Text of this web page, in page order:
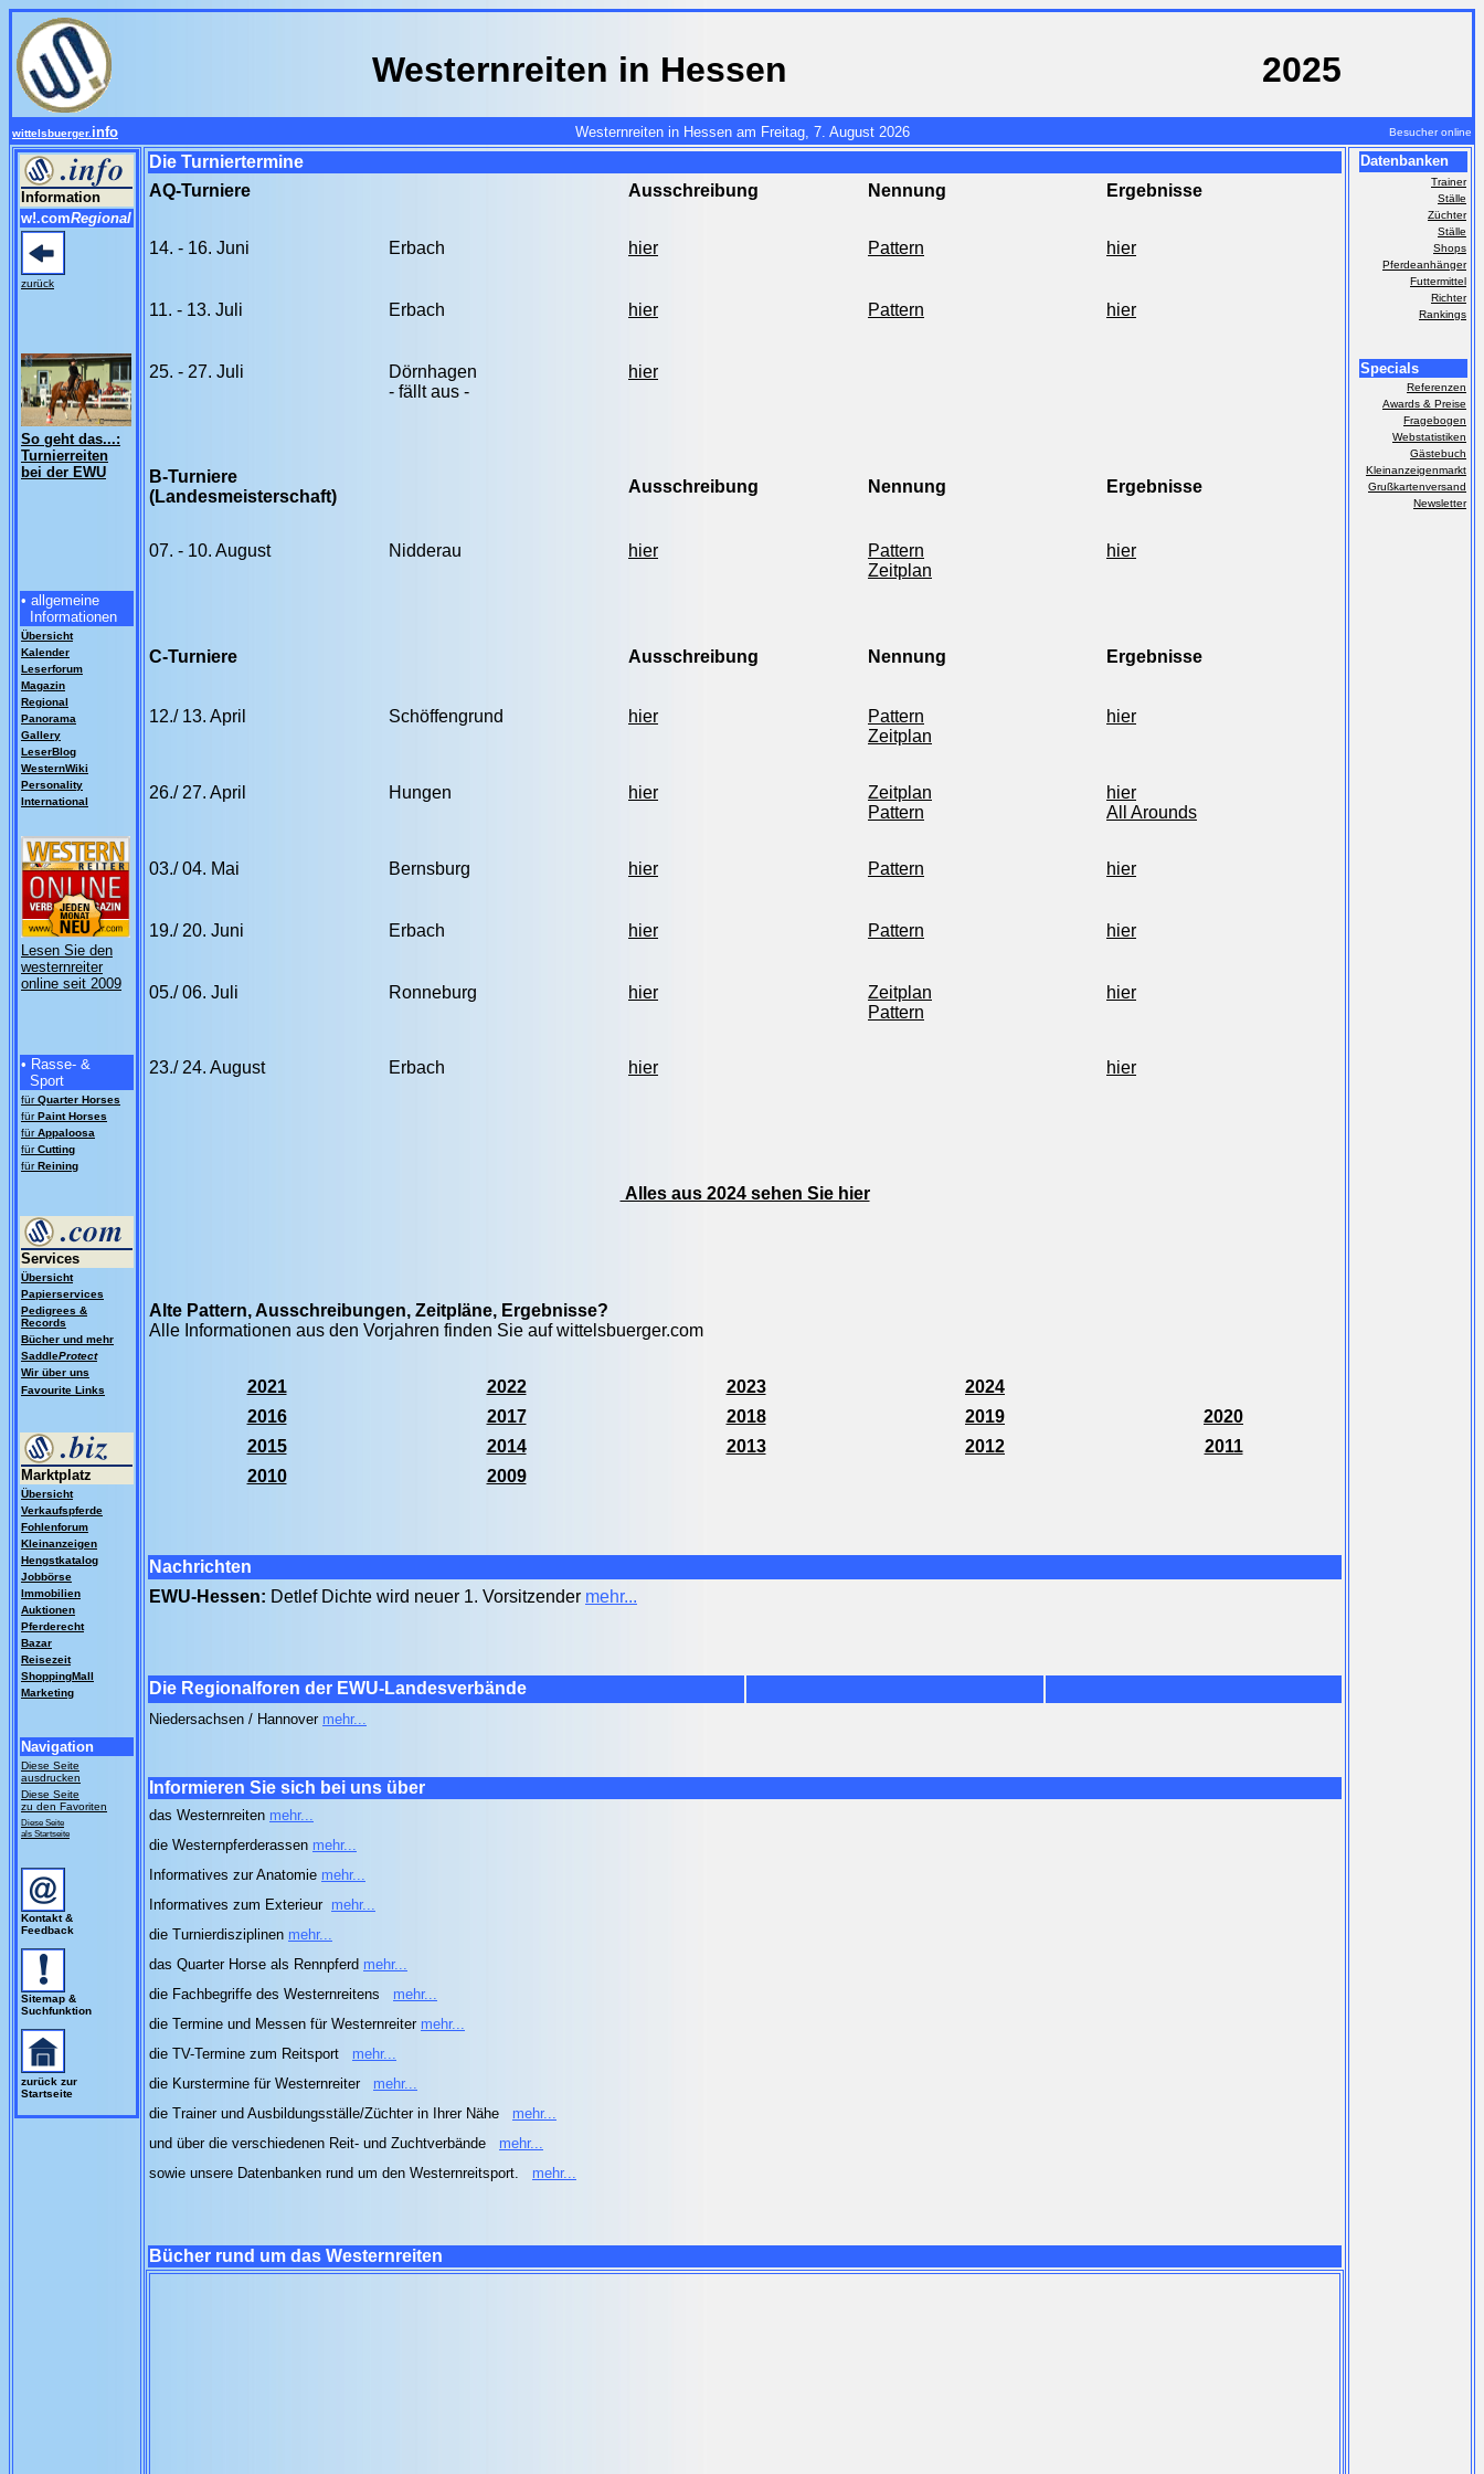
Westernreiten in Hessen 2025
wittelsbuerger. info Westernreiten in Hessen am Freitag, 7. August 2026 Besucher online
Information
w!.comRegional
zurück
So geht das...:
Turnierreiten
bei der EWU
• allgemeine
Informationen
Übersicht
Kalender
Leserforum
Magazin
Regional
Panorama
Gallery
LeserBlog
WesternWiki
Personality
International
Lesen Sie den
westernreiter
online seit 2009
• Rasse- &
Sport
fürQuarter Horses
fürPaint Horses
fürAppaloosa
fürCutting
fürReining
Services
Übersicht
Papierservices
Pedigrees &
Records
Bücher und mehr
SaddleProtect
Wir über uns
Favourite Links
Marktplatz
Übersicht
Verkaufspferde
Fohlenforum
Kleinanzeigen
Hengstkatalog
Jobbörse
Immobilien
Auktionen
Pferderecht
Bazar
Reisezeit
ShoppingMall
Marketing
Navigation
Diese Seite
ausdrucken
Diese Seite
zu den Favoriten
Diese Seite
als Startseite
Kontakt &
Feedback
Sitemap &
Suchfunktion
zurück zur
Startseite
Die Turniertermine
AQ-Turniere
Ausschreibung Nennung Ergebnisse
14. - 16. Juni Erbach hier Pattern hier
11. - 13. Juli Erbach hier Pattern hier
25. - 27. Juli
Dörnhagen
- fällt aus -
hier
B-Turniere
(Landesmeisterschaft)
Ausschreibung Nennung Ergebnisse
07. - 10. August Nidderau hier
Pattern
Zeitplan
hier
C-Turniere Ausschreibung Nennung Ergebnisse
12./ 13. April Schöffengrund hier
Pattern
Zeitplan
hier
26./ 27. April Hungen hier
Zeitplan
Pattern
hier
All Arounds
03./ 04. Mai Bernsburg hier Pattern hier
19./ 20. Juni Erbach hier Pattern hier
05./ 06. Juli Ronneburg hier
Zeitplan
Pattern
hier
23./ 24. August Erbach hier hier
Alles aus 2024 sehen Sie hier
Alte Pattern, Ausschreibungen, Zeitpläne, Ergebnisse?
Alle Informationen aus den Vorjahren finden Sie auf wittelsbuerger.com
2021 2022 2023
2024
2016
2017 2018 2019
2020
2015
2014 2013 2012
2011
2010
2009
Nachrichten
EWU-Hessen: Detlef Dichte wird neuer 1. Vorsitzender mehr...
Die Regionalforen der EWU-Landesverbände
Niedersachsen / Hannover mehr...
Informieren Sie sich bei uns über
das Westernreiten mehr...
die Westernpferderassen mehr...
Informatives zur Anatomie mehr...
Informatives zum Exterieur mehr...
die Turnierdisziplinen mehr...
das Quarter Horse als Rennpferd mehr...
die Fachbegriffe des Westernreitens
mehr...
die Termine und Messen für Westernreiter mehr...
die TV-Termine zum Reitsport
mehr...
die Kurstermine für Westernreiter
mehr...
die Trainer und Ausbildungsställe/Züchter in Ihrer Nähe
mehr...
und über die verschiedenen Reit- und Zuchtverbände
mehr...
sowie unsere Datenbanken rund um den Westernreitsport.
mehr...
Bücher rund um das Westernreiten
Datenbanken
Trainer
Ställe
Züchter
Ställe
Shops
Pferdeanhänger
Futtermittel
Richter
Rankings
Specials
Referenzen
Awards & Preise
Fragebogen
Webstatistiken
Gästebuch
Kleinanzeigenmarkt
Grußkartenversand
Newsletter